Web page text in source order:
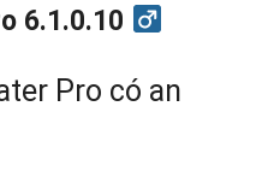
6.1.0.10
Pro có an